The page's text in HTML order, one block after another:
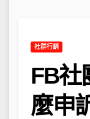
社群行銷
FB社
麼申